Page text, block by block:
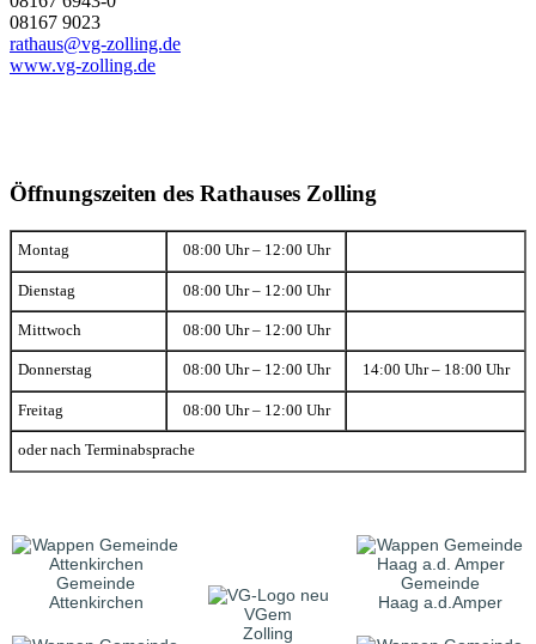
08167 9023
rathaus@vg-zolling.de
www.vg-zolling.de
Öffnungszeiten des Rathauses Zolling
Montag 08:00 Uhr – 12:00 Uhr
Dienstag 08:00 Uhr – 12:00 Uhr
Mittwoch 08:00 Uhr – 12:00 Uhr
Donnerstag 08:00 Uhr – 12:00 Uhr 14:00 Uhr – 18:00 Uhr
Freitag 08:00 Uhr – 12:00 Uhr
oder nach Terminabsprache
Gemeinde
Attenkirchen
VGem
Zolling
Gemeinde
Haag a.d.Amper